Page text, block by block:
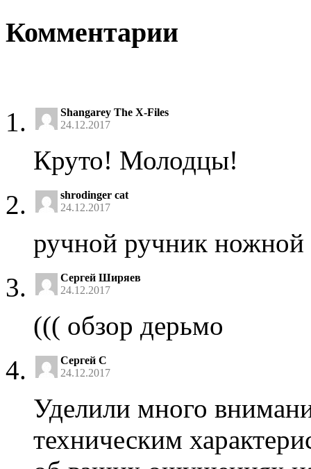
Комментарии
Shangarey The X-Files
24.12.2017
Круто! Молодцы!
shrodinger cat
24.12.2017
ручной ручник
Сергей Ширяев
24.12.2017
((( обзор дерьмо
Сергей С
24.12.2017
Уделили много
техническим